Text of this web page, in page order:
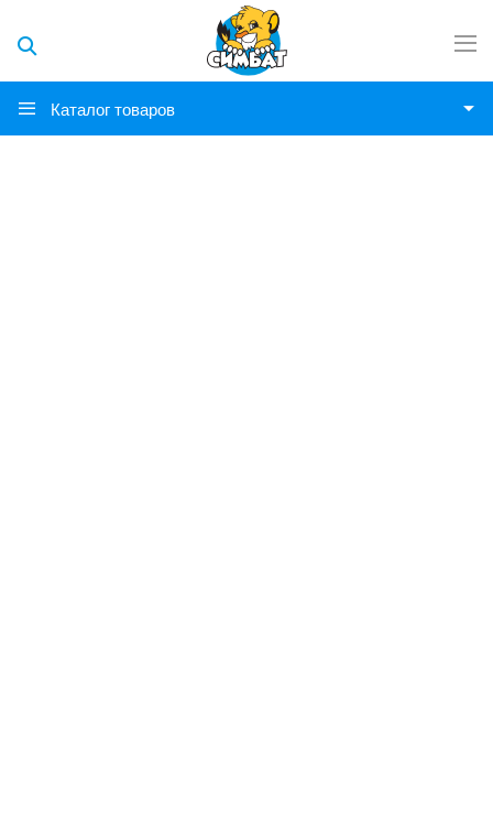
Каталог товаров